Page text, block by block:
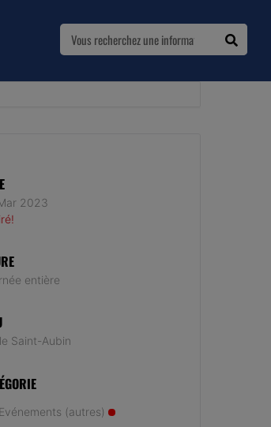
2023
entière
Saint-Aubin
Evénements (autres)